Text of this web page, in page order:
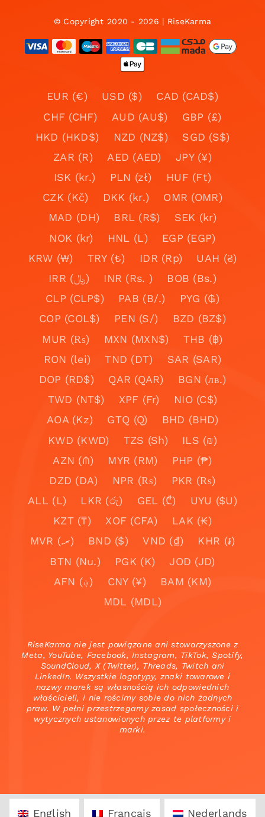
© Copyright 2020 - 2026 | RiseKarma
EUR (€) USD ($)
CAD (CAD$)
CHF (CHF)
AUD (AU$)
GBP (£)
HKD (HKD$)
NZD (NZ$)
SGD (S$)
ZAR (R)
AED (AED)
JPY (¥)
ISK (kr.)
PLN (zł)
HUF (Ft)
CZK (Kč)
DKK (kr.)
OMR (OMR)
MAD (DH)
BRL (R$)
SEK (kr)
NOK (kr)
HNL (L)
EGP (EGP)
KRW (₩)
TRY (₺) IDR (Rp)
UAH (₴)
IRR (﷼)
INR (Rs. )
BOB (Bs.)
CLP (CLP$)
PAB (B/.)
PYG (₲)
COP (COL$)
PEN (S/)
BZD (BZ$)
MUR (₨)
MXN (MXN$)
THB (฿)
RON (lei)
TND (DT)
SAR (SAR)
DOP (RD$)
QAR (QAR)
BGN (лв.)
TWD (NT$)
XPF (Fr)
NIO (C$)
AOA (Kz)
GTQ (Q)
BHD (BHD)
KWD (KWD)
TZS (Sh)
ILS (₪)
AZN (₼)
MYR (RM)
PHP (₱)
DZD (DA)
NPR (₨)
PKR (₨)
ALL (L)
LKR (රු) GEL (₾)
UYU ($U)
KZT (₸)
XOF (CFA)
LAK (₭)
MVR (.ރ)
BND ($) VND (₫)
KHR (៛)
BTN (Nu.)
PGK (K)
JOD (JD)
AFN (؋)
CNY (¥)
BAM (KM)
MDL (MDL)
RiseKarma nie jest powiązane ani stowarzyszone z
Meta, YouTube, Facebook, Instagram, TikTok, Spotify,
SoundCloud, X (Twitter), Threads, Twitch ani
LinkedIn. Wszystkie logotypy, znaki towarowe i
nazwy marek są własnością ich odpowiednich
właścicieli, i nie rościmy sobie do nich żadnych
praw. W pełni przestrzegamy zasad społeczności i
wytycznych ustanowionych przez te platformy i
marki.
English Français Nederlands